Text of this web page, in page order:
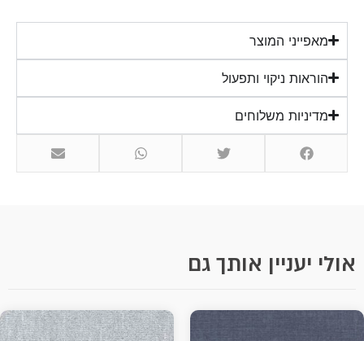
מאפייני המוצר
הוראות ניקוי ותפעול
מדיניות משלוחים
אולי יעניין אותך גם